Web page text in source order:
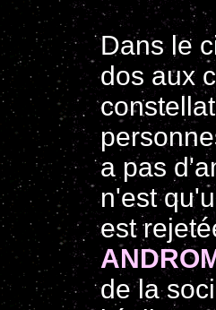
Dans le
dos aux
a pas
n'est
est
de la